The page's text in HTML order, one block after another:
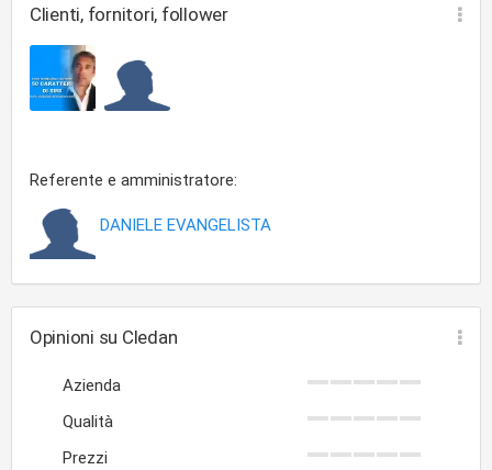
Clienti, fornitori, follower
Referente e amministratore:
DANIELE EVANGELISTA
Opinioni su Cledan
Azienda
Qualità
Prezzi